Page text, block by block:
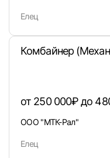
Елец
Комбайнер
от 250 000₽ до
ООО "МТК-Рал"
Елец